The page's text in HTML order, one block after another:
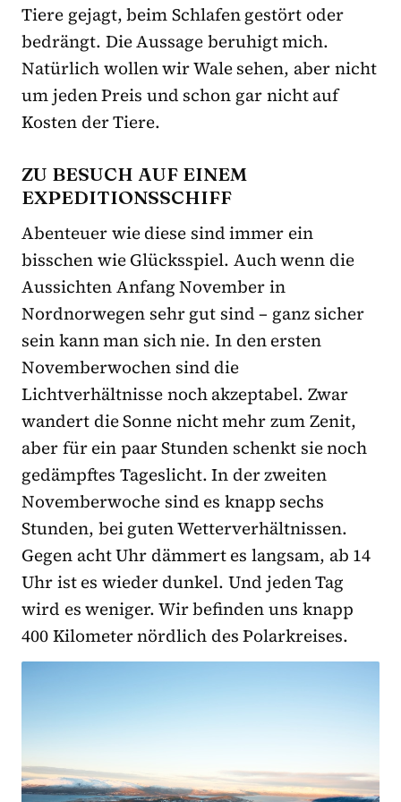
Tiere gejagt, beim Schlafen gestört oder
bedrängt. Die Aussage beruhigt mich.
Natürlich wollen wir Wale sehen, aber nicht
um jeden Preis und schon gar nicht auf
Kosten der Tiere.
ZU BESUCH AUF EINEM
EXPEDITIONSSCHIFF
Abenteuer wie diese sind immer ein
bisschen wie Glücksspiel. Auch wenn die
Aussichten Anfang November in
Nordnorwegen sehr gut sind – ganz sicher
sein kann man sich nie. In den ersten
Novemberwochen sind die
Lichtverhältnisse noch akzeptabel. Zwar
wandert die Sonne nicht mehr zum Zenit,
aber für ein paar Stunden schenkt sie noch
gedämpftes Tageslicht. In der zweiten
Novemberwoche sind es knapp sechs
Stunden, bei guten Wetterverhältnissen.
Gegen acht Uhr dämmert es langsam, ab 14
Uhr ist es wieder dunkel. Und jeden Tag
wird es weniger. Wir befinden uns knapp
400 Kilometer nördlich des Polarkreises.